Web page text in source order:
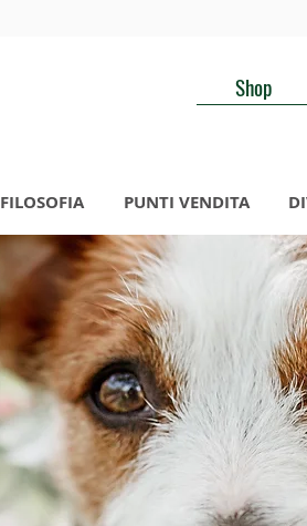
Shop
FILOSOFIA PUNTI VENDITA